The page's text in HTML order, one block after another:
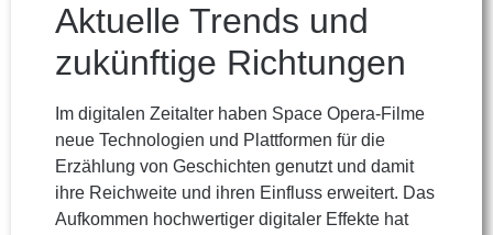
Aktuelle Trends und
zukünftige Richtungen
Im digitalen Zeitalter haben Space Opera-Filme
neue Technologien und Plattformen für die
Erzählung von Geschichten genutzt und damit
ihre Reichweite und ihren Einfluss erweitert. Das
Aufkommen hochwertiger digitaler Effekte hat